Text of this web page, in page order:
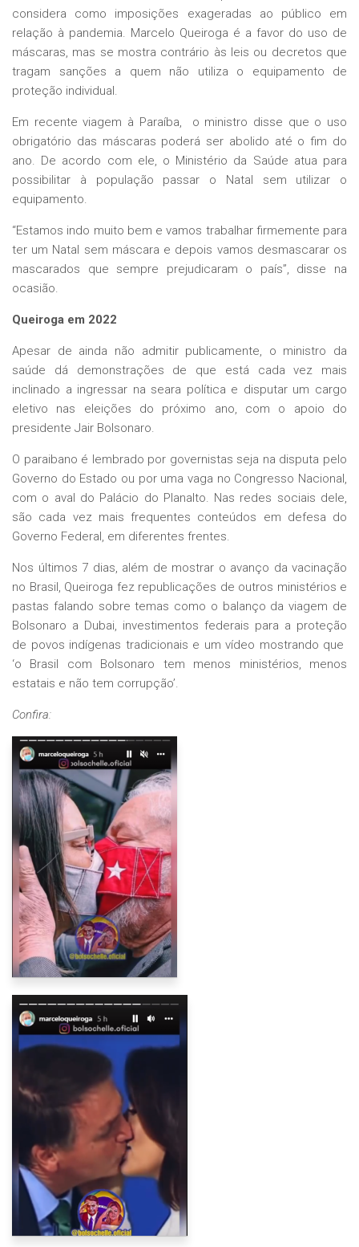
considera como imposições exageradas ao público em
relação à pandemia. Marcelo Queiroga é a favor do uso de
máscaras, mas se mostra contrário às leis ou decretos que
tragam sanções a quem não utiliza o equipamento de
proteção individual.
Em recente viagem à Paraíba, o ministro disse que o uso
obrigatório das máscaras poderá ser abolido até o fim do
ano. De acordo com ele, o Ministério da Saúde atua para
possibilitar à população passar o Natal sem utilizar o
equipamento.
“Estamos indo muito bem e vamos trabalhar firmemente para
ter um Natal sem máscara e depois vamos desmascarar os
mascarados que sempre prejudicaram o país”, disse na
ocasião.
Queiroga em 2022
Apesar de ainda não admitir publicamente, o ministro da
saúde dá demonstrações de que está cada vez mais
inclinado a ingressar na seara política e disputar um cargo
eletivo nas eleições do próximo ano, com o apoio do
presidente Jair Bolsonaro.
O paraibano é lembrado por governistas seja na disputa pelo
Governo do Estado ou por uma vaga no Congresso Nacional,
com o aval do Palácio do Planalto. Nas redes sociais dele,
são cada vez mais frequentes conteúdos em defesa do
Governo Federal, em diferentes frentes.
Nos últimos 7 dias, além de mostrar o avanço da vacinação
no Brasil, Queiroga fez republicações de outros ministérios e
pastas falando sobre temas como o balanço da viagem de
Bolsonaro a Dubai, investimentos federais para a proteção
de povos indígenas tradicionais e um vídeo mostrando que
‘o Brasil com Bolsonaro tem menos ministérios, menos
estatais e não tem corrupção’.
Confira: